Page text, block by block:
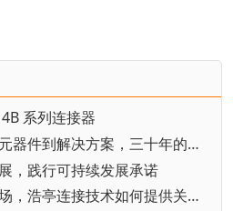
系列连接器
▪ 中新社对话浩亭丨从元器件到解决方案，三十年的本土化深耕
，践行可持续发展承诺
▪ 三一重工征战全球市场，浩亭连接技术如何提供关键支撑？